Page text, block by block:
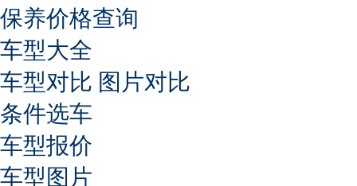
保养价格查询
车型大全
车型对比 图片对比
条件选车
车型报价
车型图片